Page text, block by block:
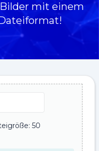
mit einem
50